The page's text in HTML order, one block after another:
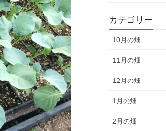
カテゴリー
10月の畑
11月の畑
12月の畑
1月の畑
2月の畑